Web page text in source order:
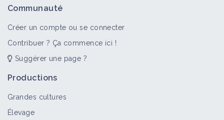
Communauté
Créer un compte ou se connecter
Contribuer ? Ça commence ici !
Suggérer une page ?
Productions
Grandes cultures
Élevage